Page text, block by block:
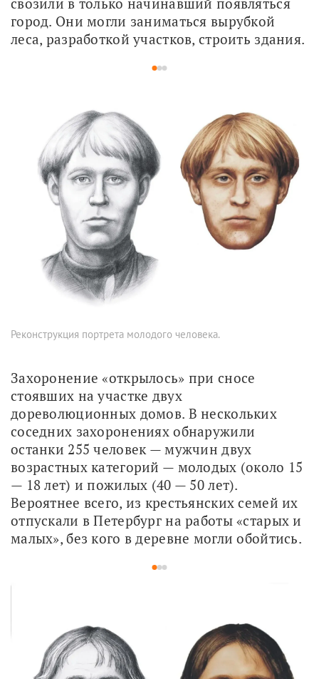
город. Они могли заниматься вырубкой
леса, разработкой участков, строить здания.
123
Реконструкция портрета молодого человека.
Захоронение «открылось» при сносе
стоявших на участке двух
дореволюционных домов. В нескольких
соседних захоронениях обнаружили
останки 255 человек — мужчин двух
возрастных категорий — молодых (около 15
— 18 лет) и пожилых (40 — 50 лет).
Вероятнее всего, из крестьянских семей их
отпускали в Петербург на работы «старых и
малых», без кого в деревне могли обойтись.
123